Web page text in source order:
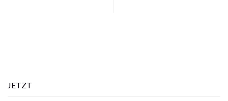
JETZT